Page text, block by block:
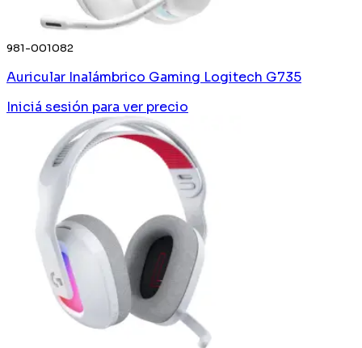
981-001082
Auricular Inalámbrico Gaming Logitech G735
Iniciá sesión para ver precio